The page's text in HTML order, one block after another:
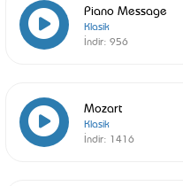
Piano Message
Klasik
İndir: 956
Mozart
Klasik
İndir: 1416